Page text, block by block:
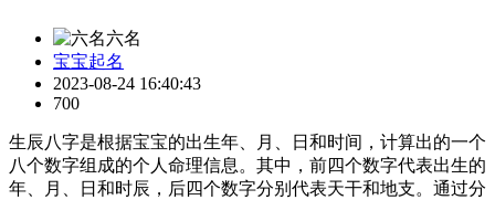
六名
宝宝起名
2023-08-24 16:40:43
700
生辰八字是根据宝宝的出生年、月、日和时间，计算出的一个
八个数字组成的个人命理信息。其中，前四个数字代表出生的
年、月、日和时辰，后四个数字分别代表天干和地支。通过分